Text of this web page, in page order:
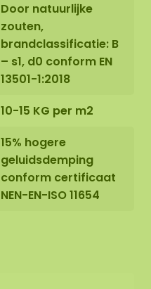
Door natuurlijke
zouten,
brandclassificatie: B
– s1, d0 conform EN
13501-1:2018
10-15 KG per m2
15% hogere
geluidsdemping
conform certificaat
NEN-EN-ISO 11654